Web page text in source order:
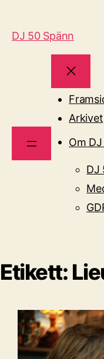
DJ 50 Spänn
Arkivet
Om
DJ
Etikett: